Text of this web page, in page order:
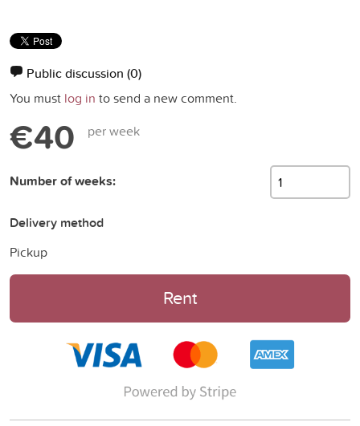
Public discussion (0)
You must log in to send a new comment.
€40 per week
Number of weeks:
Delivery method
Pickup
Rent